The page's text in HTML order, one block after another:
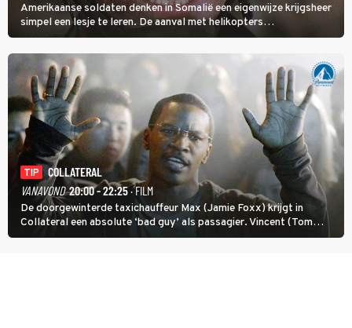
Amerikaanse soldaten denken in Somalië een eigenwijze krijgsheer
simpel een lesje te leren. De aanval met helikopters
verloopt in Black Hawk down dramatisch.
TIP
COLLATERAL
VANAVOND 20:00 - 22:25· FILM
De doorgewinterde taxichauffeur Max (Jamie Foxx) krijgt in
Collateral een absolute ‘bad guy’ als passagier. Vincent (Tom
Cruise) heeft hem nodig om hem de stad door te loodsen om een